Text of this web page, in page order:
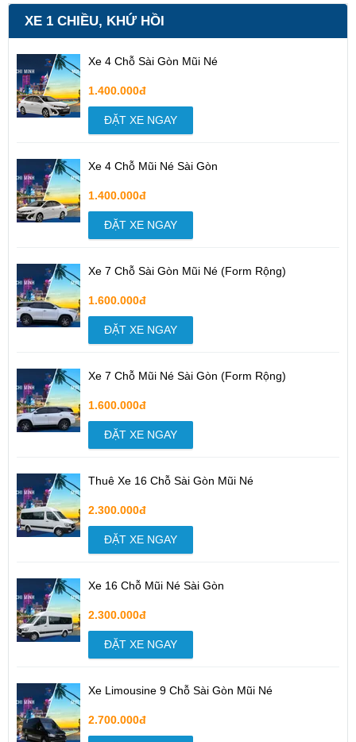
XE 1 CHIỀU, KHỨ HỒI
Xe 4 Chỗ Sài Gòn Mũi Né
1.400.000đ
ĐẶT XE NGAY
Xe 4 Chỗ Mũi Né Sài Gòn
1.400.000đ
ĐẶT XE NGAY
Xe 7 Chỗ Sài Gòn Mũi Né (Form Rộng)
1.600.000đ
ĐẶT XE NGAY
Xe 7 Chỗ Mũi Né Sài Gòn (Form Rộng)
1.600.000đ
ĐẶT XE NGAY
Thuê Xe 16 Chỗ Sài Gòn Mũi Né
2.300.000đ
ĐẶT XE NGAY
Xe 16 Chỗ Mũi Né Sài Gòn
2.300.000đ
ĐẶT XE NGAY
Xe Limousine 9 Chỗ Sài Gòn Mũi Né
2.700.000đ